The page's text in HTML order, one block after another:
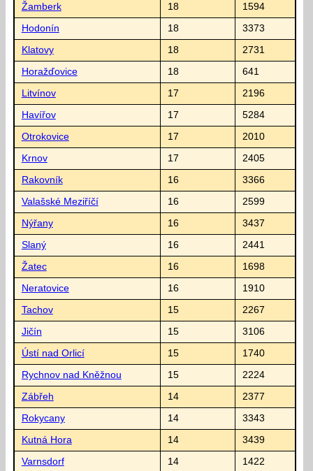
Žamberk 18 1594
Hodonín 18 3373
Klatovy 18 2731
Horažďovice 18 641
Litvínov 17 2196
Havířov 17 5284
Otrokovice 17 2010
Krnov 17 2405
Rakovník 16 3366
Valašské Meziříčí 16 2599
Nýřany 16 3437
Slaný 16 2441
Žatec 16 1698
Neratovice 16 1910
Tachov 15 2267
Jičín 15 3106
Ústí nad Orlicí 15 1740
Rychnov nad Kněžnou 15 2224
Zábřeh 14 2377
Rokycany 14 3343
Kutná Hora 14 3439
Varnsdorf 14 1422